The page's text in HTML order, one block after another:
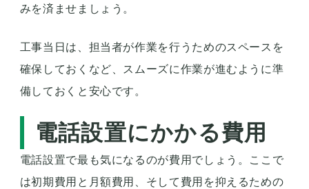
みを済ませましょう。
工事当日は、担当者が作業を行うためのスペースを
確保しておくなど、スムーズに作業が進むように準
備しておくと安心です。
電話設置にかかる費用
電話設置で最も気になるのが費用でしょう。ここで
は初期費用と月額費用、そして費用を抑えるための